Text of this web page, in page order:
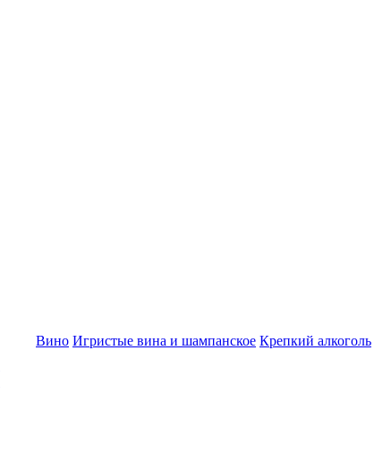
Вино Игристые вина и шампанское Крепкий алкоголь